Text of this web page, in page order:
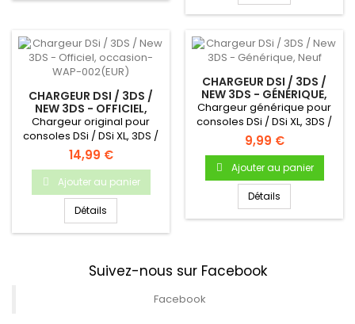
CHARGEUR DSI / 3DS /
NEW 3DS - OFFICIEL,
OCCASION- WAP-
002(EUR)
Chargeur original pour
consoles DSi / DSi XL, 3DS /
3DS XL & New3DS / New3DS
14,99 €
Ajouter au panier
Détails
CHARGEUR DSI / 3DS /
NEW 3DS - GÉNÉRIQUE,
NEUF
Chargeur générique pour
consoles DSi / DSi XL, 3DS /
3DS XL & New3DS / New3DS
9,99 €
Ajouter au panier
Détails
Suivez-nous sur Facebook
Facebook